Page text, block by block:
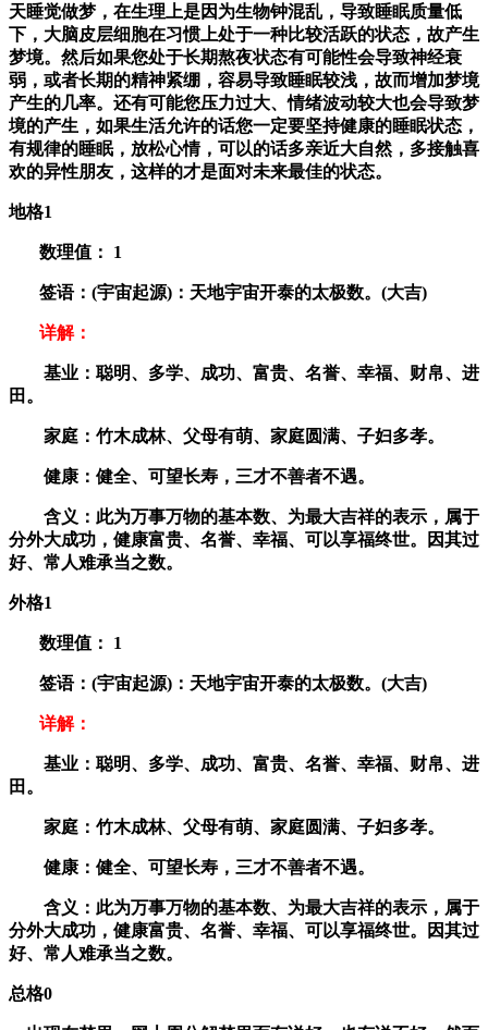
天睡觉做梦，在生理上是因为生物钟混乱，导致睡眠质量低
下，大脑皮层细胞在习惯上处于一种比较活跃的状态，故产生
梦境。然后如果您处于长期熬夜状态有可能性会导致神经衰
弱，或者长期的精神紧绷，容易导致睡眠较浅，故而增加梦境
产生的几率。还有可能您压力过大、情绪波动较大也会导致梦
境的产生，如果生活允许的话您一定要坚持健康的睡眠状态，
有规律的睡眠，放松心情，可以的话多亲近大自然，多接触喜
欢的异性朋友，这样的才是面对未来最佳的状态。
地格1
数理值： 1
签语：(宇宙起源)：天地宇宙开泰的太极数。(大吉)
详解：
基业：聪明、多学、成功、富贵、名誉、幸福、财帛、进
田。
家庭：竹木成林、父母有萌、家庭圆满、子妇多孝。
健康：健全、可望长寿，三才不善者不遇。
含义：此为万事万物的基本数、为最大吉祥的表示，属于
分外大成功，健康富贵、名誉、幸福、可以享福终世。因其过
好、常人难承当之数。
外格1
数理值： 1
签语：(宇宙起源)：天地宇宙开泰的太极数。(大吉)
详解：
基业：聪明、多学、成功、富贵、名誉、幸福、财帛、进
田。
家庭：竹木成林、父母有萌、家庭圆满、子妇多孝。
健康：健全、可望长寿，三才不善者不遇。
含义：此为万事万物的基本数、为最大吉祥的表示，属于
分外大成功，健康富贵、名誉、幸福、可以享福终世。因其过
好、常人难承当之数。
总格0